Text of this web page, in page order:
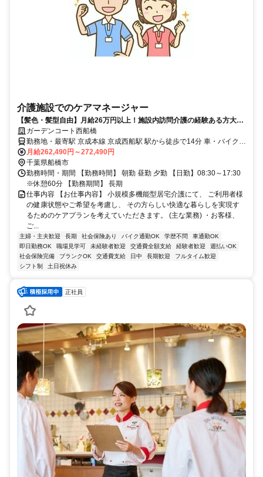
介護施設でのケアマネージャー
【髪色・髪型自由】月給26万円以上！施設内訪問介護の経験ある方大歓
迎！車通勤OK！交通費支給！
ガーデンコート西船橋
勤務地・最寄駅 京成本線 京成西船駅 駅から徒歩で14分 車・バイクで
の通勤OK！
月給262,490円～272,490円
千葉県船橋市
勤務時間・期間 【勤務時間】 朝勤 昼勤 夕勤 【日勤】08:30～17:30
※休憩60分 【勤務期間】 長期
仕事内容 【お仕事内容】 小規模多機能型居宅介護にて、 ご利用者様
の健康状態やご希望を考慮し、 その方らしい快適な暮らしを実現す
るためのケアプランを考えていただきます。 (主な業務) ・お客様、
ご...
主婦・主夫歓迎 長期 社会保険あり バイク通勤OK 学歴不問
車通勤OK
即日勤務OK
職場見学可 未経験者歓迎 交通費全額支給 経験者歓迎
週払いOK
社会保険完備
ブランクOK 交通費支給 日中 長期歓迎
フルタイム歓迎
シフト制
土日祝休み
正社員